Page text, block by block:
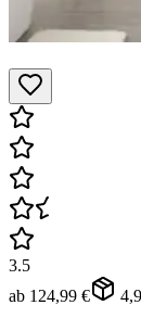
3.5
ab 124,99 €